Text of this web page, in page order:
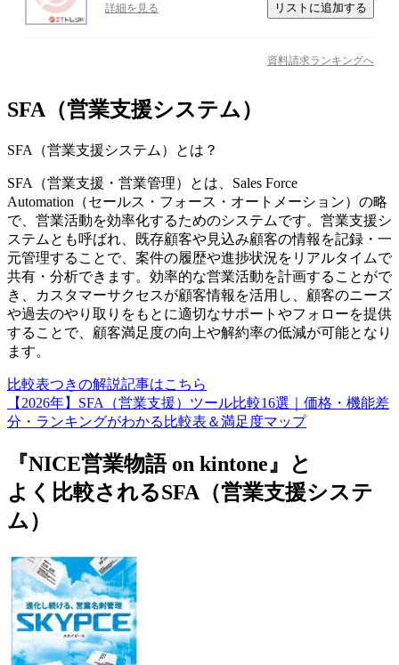
詳細を見る リストに追加する
資料請求ランキングへ
SFA（営業支援システム）
SFA（営業支援システム） とは？
SFA（営業支援・営業管理）とは、Sales Force
Automation（セールス・フォース・オートメーション）の略
で、営業活動を効率化するためのシステムです。営業支援シ
ステムとも呼ばれ、既存顧客や見込み顧客の情報を記録・一
元管理することで、案件の履歴や進捗状況をリアルタイムで
共有・分析できます。効率的な営業活動を計画することがで
き、カスタマーサクセスが顧客情報を活用し、顧客のニーズ
や過去のやり取りをもとに適切なサポートやフォローを提供
することで、顧客満足度の向上や解約率の低減が可能となり
ます。
比較表つきの解説記事はこちら
【2026年】SFA（営業支援）ツール比較16選｜価格・機能差
分・ランキングがわかる比較表＆満足度マップ
『NICE営業物語 on kintone』と
よく比較されるSFA（営業支援システ
ム）